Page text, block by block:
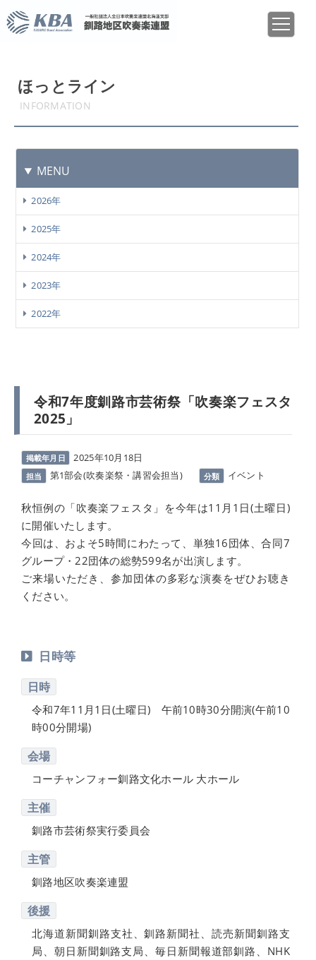
ほっとライン
INFORMATION
MENU
2026年
2025年
2024年
2023年
2022年
令和7年度釧路市芸術祭「吹奏楽フェスタ
2025」
掲載年月日 2025年10月18日
担当 第1部会(吹奏楽祭・講習会担当) 分類 イベント
秋恒例の「吹奏楽フェスタ」を今年は11月1日(土曜日)
に開催いたします。
今回は、およそ5時間にわたって、単独16団体、合同7
グループ・22団体の総勢599名が出演します。
ご来場いただき、参加団体の多彩な演奏をぜひお聴き
ください。
日時等
日時
令和7年11月1日(土曜日) 午前10時30分開演(午前10
時00分開場)
会場
コーチャンフォー釧路文化ホール 大ホール
主催
釧路市芸術祭実行委員会
主管
釧路地区吹奏楽連盟
後援
北海道新聞釧路支社、釧路新聞社、読売新聞釧路支
局、朝日新聞釧路支局、毎日新聞報道部釧路、NHK